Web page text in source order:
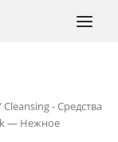
Cleansing - Средства
— Нежное